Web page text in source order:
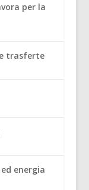
per la
trasferte
energia